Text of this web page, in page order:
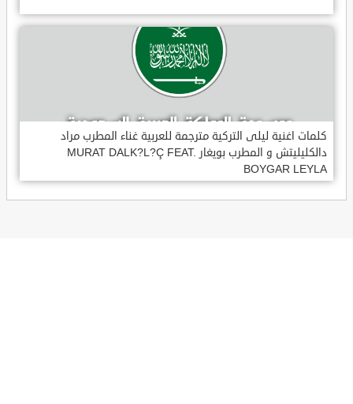
كلمات اغنية ليلى التركية مترجمة للعربية غناء المطرب مراد
دالكليليتش و المطرب بويغار MURAT DALK?L?Ç FEAT.
BOYGAR LEYLA